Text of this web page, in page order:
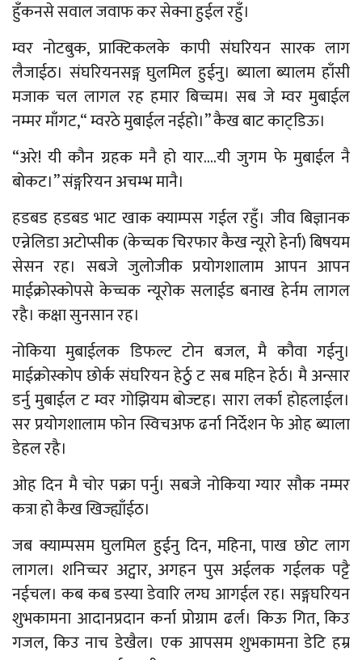
हुँकनसे सवाल जवाफ कर सेक्ना हुईल रहुँ।
म्वर नोटबुक, प्राक्टिकलके कापी संघरियन सारक लाग
लैजाईठ। संघरियनसङ्ग घुलमिल हुईनु। ब्याला ब्यालम हाँसी
मजाक चल लागल रह हमार बिच्चम। सब जे म्वर मुबाईल
नम्मर माँगट,“ म्वरठे मुबाईल नईहो।” कैख बाट काट्डिऊ।
“अरे! यी कौन ग्रहक मनै हो यार….यी जुगम फे मुबाईल नै
बोकट।” संङ्गरियन अचम्भ मानै।
हडबड हडबड भाट खाक क्याम्पस गईल रहुँ। जीव बिज्ञानक
एन्नेलिडा अटोप्सीक (केच्चक चिरफार कैख न्यूरो हेर्ना) बिषयम
सेसन रह। सबजे जुलोजीक प्रयोगशालाम आपन आपन
माईक्रोस्कोपसे केच्चक न्यूरोक सलाईड बनाख हेर्नम लागल
रहै। कक्षा सुनसान रह।
नोकिया मुबाईलक डिफल्ट टोन बजल, मै कौवा गईनु।
माईक्रोस्कोप छोर्क संघरियन हेर्ठु ट सब महिन हेर्ठ। मै अन्सार
डर्नु मुबाईल ट म्वर गोझियम बोज्टह। सारा लर्का होहलाईल।
सर प्रयोगशालाम फोन स्विचअफ ढर्ना निर्देशन फे ओह ब्याला
डेहल रहै।
ओह दिन मै चोर पक्रा पर्नु। सबजे नोकिया ग्यार सौक नम्मर
कत्रा हो कैख खिज्ह्याँईठ।
जब क्याम्पसम घुलमिल हुईनु दिन, महिना, पाख छोट लाग
लागल। शनिच्चर अट्वार, अगहन पुस अईलक गईलक पट्टै
नईचल। कब कब डस्या डेवारि लग्घ आगईल रह। सङ्गघरियन
शुभकामना आदानप्रदान कर्ना प्रोग्राम ढर्ल। किऊ गित, किउ
गजल, किउ नाच डेखैल। एक आपसम शुभकामना डेटि हम्र